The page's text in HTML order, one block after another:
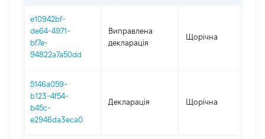
e10942bf-
de64-4971-
bf7e-
94822a7a50dd
Виправлена
декларація
Щорічна
5146a059-
b123-4f54-
b45c-
e2946da3eca0
Декларація Щорічна